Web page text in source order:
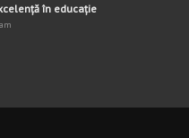
în educație